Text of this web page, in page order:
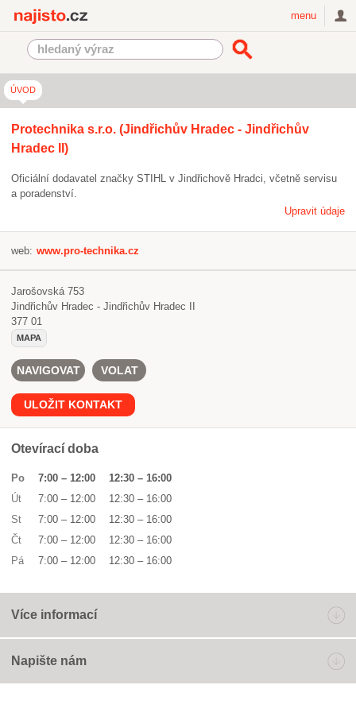
menu
ÚVOD
Protechnika s.r.o. (Jindřichův Hradec - Jindřichův
Hradec II)
Oficiální dodavatel značky STIHL v Jindřichově Hradci, včetně servisu
a poradenství.
Upravit údaje
web: www.pro-technika.cz
Jarošovská 753
Jindřichův Hradec - Jindřichův Hradec II
377 01
MAPA
NAVIGOVAT VOLAT
ULOŽIT KONTAKT
Otevírací doba
Po 7:00 – 12:00 12:30 – 16:00
Út
7:00 – 12:00 12:30 – 16:00
St
7:00 – 12:00 12:30 – 16:00
Čt
7:00 – 12:00 12:30 – 16:00
Pá
7:00 – 12:00 12:30 – 16:00
Více informací
Napište nám